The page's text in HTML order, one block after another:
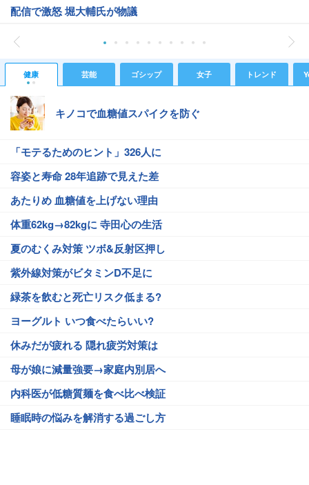
配信で激怒 堀大輔氏が物議
健康 芸能 ゴシップ 女子 トレンド
キノコで血糖値スパイクを防ぐ
「モテるためのヒント」326人に
容姿と寿命 28年追跡で見えた差
あたりめ 血糖値を上げない理由
体重62kg→82kgに 寺田心の生活
夏のむくみ対策 ツボ&反射区押し
紫外線対策がビタミンD不足に
緑茶を飲むと死亡リスク低まる?
ヨーグルト いつ食べたらいい?
休みだが疲れる 隠れ疲労対策は
母が娘に減量強要→家庭内別居へ
内科医が低糖質麺を食べ比べ検証
睡眠時の悩みを解消する過ごし方